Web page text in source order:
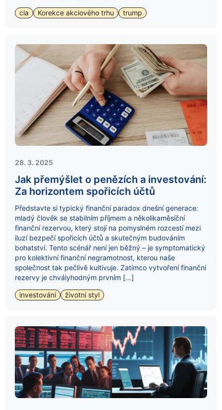
cla Korekce akciového trhu trump
28. 3. 2025
Jak přemýšlet o penězích a investování:
Za horizontem spořicích účtů
Představte si typický finanční paradox dnešní generace:
mladý člověk se stabilním příjmem a několikaměsíční
finanční rezervou, který stojí na pomyslném rozcestí mezi
iluzí bezpečí spořicích účtů a skutečným budováním
bohatství. Tento scénář není jen běžný – je symptomatický
pro kolektivní finanční negramotnost, kterou naše
společnost tak pečlivě kultivuje. Zatímco vytvoření finanční
rezervy je chvályhodným prvním […]
investování životní styl